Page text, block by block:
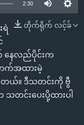
2:30
တိုက်ရိုက် လင့်ခ်
ရဲ
နေလည်ပိုင်းက
ာက်အထားမဲ့
ါတယ်။ ဒီသတင်းကို ဗွီ
တင်းပေးပို့ထားပါ